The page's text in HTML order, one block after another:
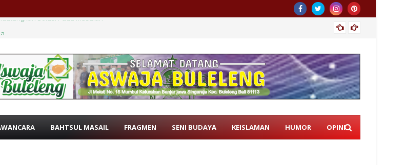
BAHTSUL MASAIL FRAGMEN SENI BUDAYA KEISLAMAN HUMOR OPINI